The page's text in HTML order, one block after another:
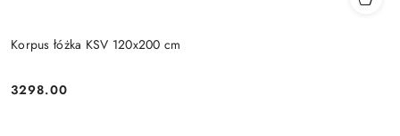
Korpus łóżka KSV 120x200 cm
Cena:
3298.00